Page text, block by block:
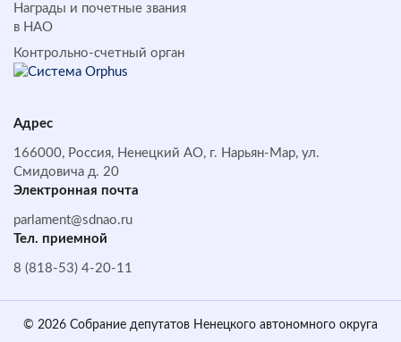
Награды и почетные звания
в НАО
Контрольно-счетный орган
Адрес
166000, Россия, Ненецкий АО, г. Нарьян-Мар, ул.
Смидовича д. 20
Электронная почта
parlament@sdnao.ru
Тел. приемной
8 (818-53) 4-20-11
© 2026 Собрание депутатов Ненецкого автономного округа